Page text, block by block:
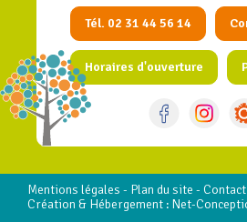
Tél. 02 31 44 56 14
Horaires d'ouverture
Mentions légales - Plan du site - Contact
Création & Hébergement : Net-